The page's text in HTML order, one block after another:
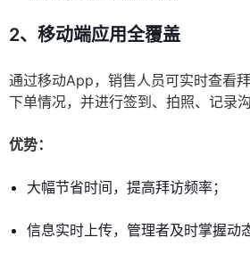
2、移动端应用全覆盖
通过移动App，销售人员可实时查看
下单情况，并进行签到、拍照、记录沟
优势：
大幅节省时间，提高拜访频率；
信息实时上传，管理者及时掌握动态